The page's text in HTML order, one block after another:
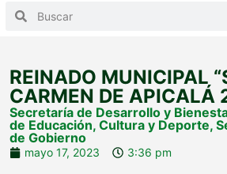
REINADO MUNICIPAL
CARMEN DE
Secretaría de Desarrollo y
de Educación, Cultura y Deporte,
de Gobierno
mayo 17, 2023 3:36 pm